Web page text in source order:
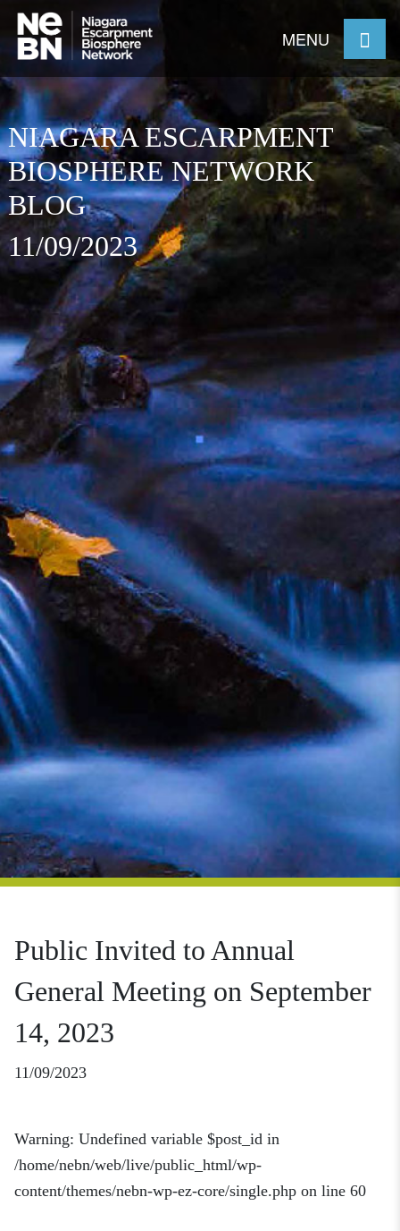
MENU
NIAGARA ESCARPMENT
BIOSPHERE NETWORK
BLOG
11/09/2023
Public Invited to Annual
General Meeting on September
14, 2023
11/09/2023
Warning: Undefined variable $post_id in
/home/nebn/web/live/public_html/wp-
content/themes/nebn-wp-ez-core/single.php on line 60